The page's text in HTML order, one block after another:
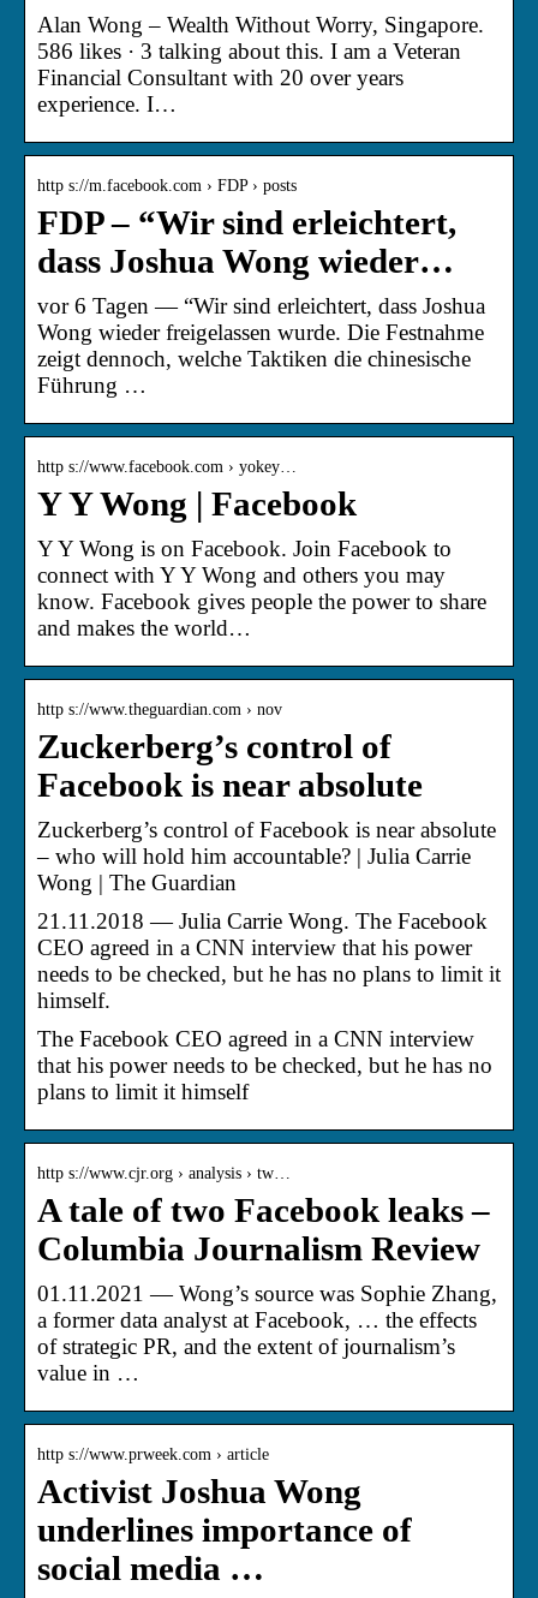
Alan Wong – Wealth Without Worry, Singapore.
586 likes · 3 talking about this. I am a Veteran
Financial Consultant with 20 over years
experience. I…
http s://m.facebook.com › FDP › posts
FDP – “Wir sind erleichtert,
dass Joshua Wong wieder…
vor 6 Tagen — “Wir sind erleichtert, dass Joshua
Wong wieder freigelassen wurde. Die Festnahme
zeigt dennoch, welche Taktiken die chinesische
Führung …
http s://www.facebook.com › yokey…
Y Y Wong | Facebook
Y Y Wong is on Facebook. Join Facebook to
connect with Y Y Wong and others you may
know. Facebook gives people the power to share
and makes the world…
http s://www.theguardian.com › nov
Zuckerberg’s control of
Facebook is near absolute
Zuckerberg’s control of Facebook is near absolute
– who will hold him accountable? | Julia Carrie
Wong | The Guardian
21.11.2018 — Julia Carrie Wong. The Facebook
CEO agreed in a CNN interview that his power
needs to be checked, but he has no plans to limit it
himself.
The Facebook CEO agreed in a CNN interview
that his power needs to be checked, but he has no
plans to limit it himself
http s://www.cjr.org › analysis › tw…
A tale of two Facebook leaks –
Columbia Journalism Review
01.11.2021 — Wong’s source was Sophie Zhang,
a former data analyst at Facebook, … the effects
of strategic PR, and the extent of journalism’s
value in …
http s://www.prweek.com › article
Activist Joshua Wong
underlines importance of
social media …